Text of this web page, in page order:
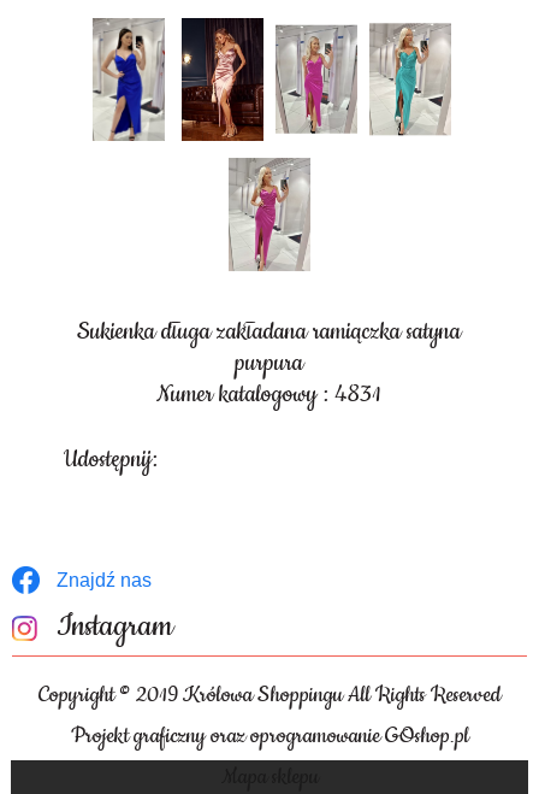
Sukienka długa zakładana ramiączka satyna
purpura
Numer katalogowy : 4831
Udostępnij:
Znajdź nas
Instagram
Copyright © 2019 Królowa Shoppingu All Rights Reserved
Projekt graficzny oraz oprogramowanie GOshop.pl